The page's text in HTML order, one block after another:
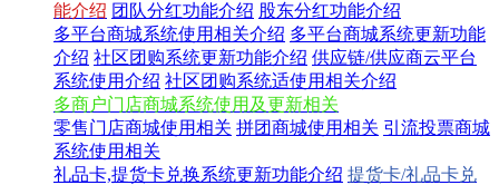
能介绍 团队分红功能介绍 股东分红功能介绍
多平台商城系统使用相关介绍 多平台商城系统更新功能
介绍 社区团购系统更新功能介绍 供应链/供应商云平台
系统使用介绍 社区团购系统适使用相关介绍
多商户门店商城系统使用及更新相关
零售门店商城使用相关 拼团商城使用相关 引流投票商城
系统使用相关
礼品卡,提货卡兑换系统更新功能介绍 提货卡/礼品卡兑